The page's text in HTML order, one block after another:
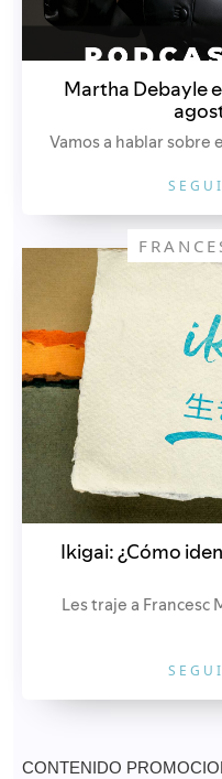
Martha Debayle
Vamos a hablar sobre
Ikigai: ¿Cómo
Les traje a Francesc